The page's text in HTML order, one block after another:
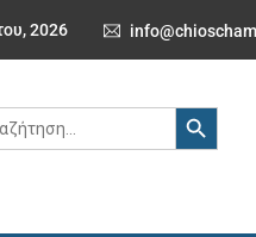
2026
Search Button